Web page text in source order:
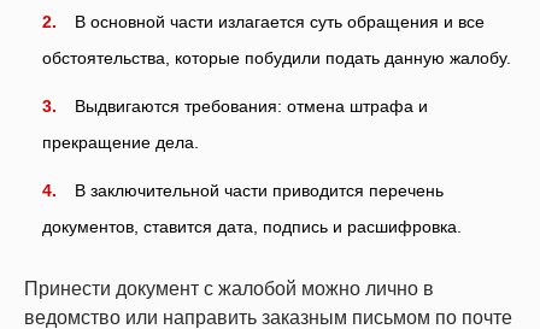
В основной части излагается суть обращения и все
обстоятельства, которые побудили подать данную жалобу.
Выдвигаются требования: отмена штрафа и
прекращение дела.
В заключительной части приводится перечень
документов, ставится дата, подпись и расшифровка.
Принести документ с жалобой можно лично в
ведомство или направить заказным письмом по почте